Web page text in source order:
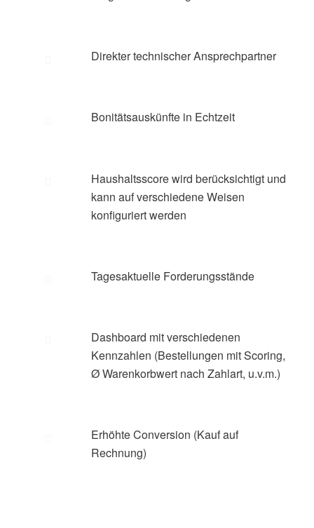
Direkter technischer Ansprechpartner
Bonitätsauskünfte in Echtzeit
Haushaltsscore wird berücksichtigt und
kann auf verschiedene Weisen
konfiguriert werden
Tagesaktuelle Forderungsstände
Dashboard mit verschiedenen
Kennzahlen (Bestellungen mit Scoring,
Ø Warenkorbwert nach Zahlart, u.v.m.)
Erhöhte Conversion (Kauf auf
Rechnung)